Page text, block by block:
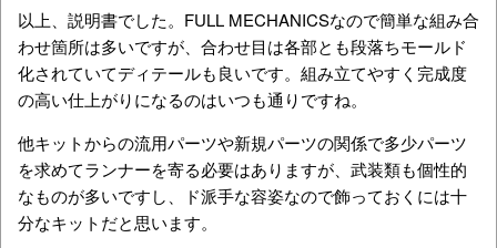
以上、説明書でした。FULL MECHANICSなので簡単な組み合
わせ箇所は多いですが、合わせ目は各部とも段落ちモールド
化されていてディテールも良いです。組み立てやすく完成度
の高い仕上がりになるのはいつも通りですね。
他キットからの流用パーツや新規パーツの関係で多少パーツ
を求めてランナーを寄る必要はありますが、武装類も個性的
なものが多いですし、ド派手な容姿なので飾っておくには十
分なキットだと思います。